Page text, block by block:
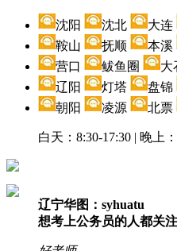
沈阳 沈北 大连
鞍山
抚顺 本溪
营口
鲅鱼圈 大
辽阳
灯塔 盘锦
朝阳
凌源 北票
白天：8:30-17:30 | 晚上
辽宁华图：syhuatu
想考上公务员的人都关